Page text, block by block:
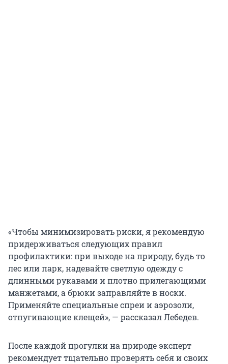
«Чтобы минимизировать риски, я рекомендую
придерживаться следующих правил
профилактики: при выходе на природу, будь то
лес или парк, надевайте светлую одежду с
длинными рукавами и плотно прилегающими
манжетами, а брюки заправляйте в носки.
Применяйте специальные спреи и аэрозоли,
отпугивающие клещей», — рассказал Лебедев.
После каждой прогулки на природе эксперт
рекомендует тщательно проверять себя и своих